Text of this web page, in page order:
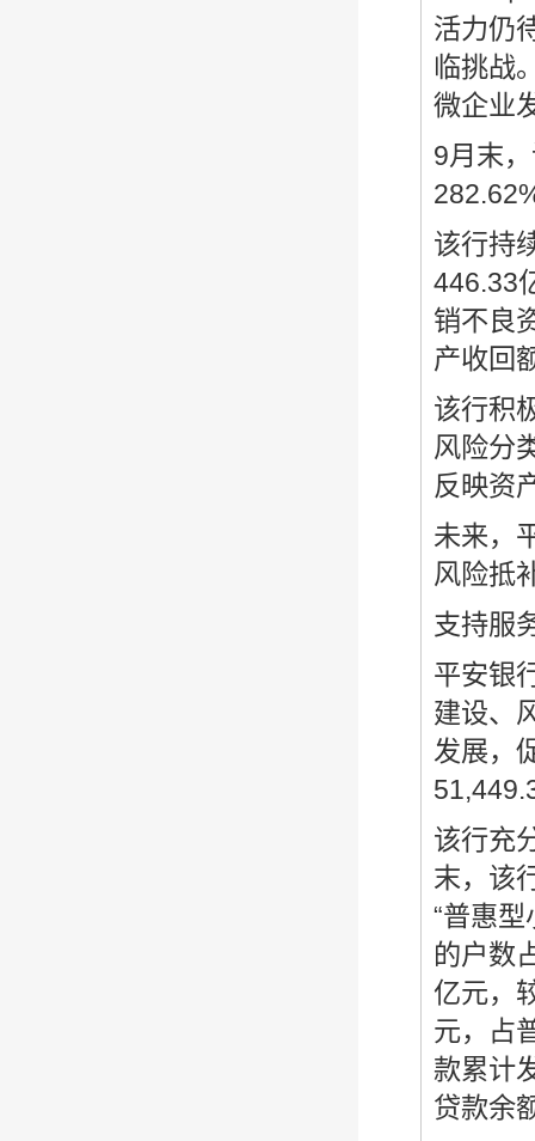
活力仍
临挑战
微企业
9月末
该行持
446.33
销不良
产收回
该行积
风险分
反映资
未来，
风险抵
支持服
平安银
建设、
发展，
该行充
末，该
“普惠
的户数
亿元，
元，占
款累计
贷款余